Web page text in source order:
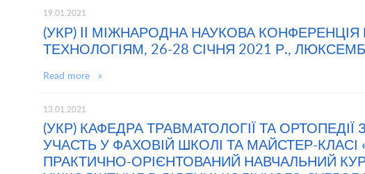
19.01.2021
(УКР) II МІЖНАРОДНА НАУКОВА КОНФЕРЕНЦІЯ
ТЕХНОЛОГІЯМ, 26-28 СІЧНЯ 2021 Р.,
Read more »
13.01.2021
(УКР) КАФЕДРА ТРАВМАТОЛОГІЇ ТА
УЧАСТЬ У ФАХОВІЙ ШКОЛІ ТА МАЙСТЕР-КЛАСІ
ПРАКТИЧНО-ОРІЄНТОВАНИЙ НАВЧАЛЬНИЙ